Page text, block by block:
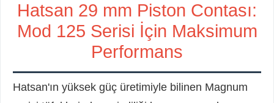
Hatsan 29 mm Piston Contası:
Mod 125 Serisi İçin Maksimum
Performans
Hatsan'ın yüksek güç üretimiyle bilinen Magnum